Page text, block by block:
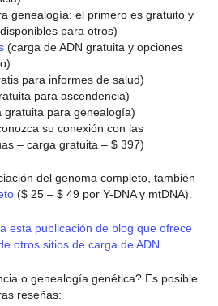
genealogía: el primero es gratuito y
para otros)
(carga de ADN gratuita y opciones
para informes de salud)
para ascendencia)
gratuita para genealogía)
su conexión con las
– carga gratuita – $ 397)
del genoma completo, también
($ 25 – $ 49 por Y-DNA y mtDNA).
esta publicación de blog que ofrece
otros sitios de carga de ADN.
o genealogía genética? Es posible
reseñas: